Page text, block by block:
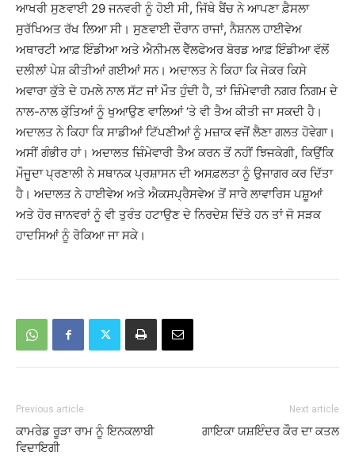
ਆਖਰੀ ਸੁਣਵਾਈ 29 ਜਨਵਰੀ ਨੂੰ ਹੋਈ ਸੀ, ਜਿੱਥੇ ਬੈਂਚ ਨੇ ਆਪਣਾ ਫ਼ੈਸਲਾ
ਸੁਰੱਖਿਅਤ ਰੱਖ ਲਿਆ ਸੀ। ਸੁਣਵਾਈ ਦੌਰਾਨ ਰਾਜਾਂ, ਨੈਸ਼ਨਲ ਹਾਈਵੇਅ
ਅਥਾਰਟੀ ਆਫ਼ ਇੰਡੀਆ ਅਤੇ ਐਨੀਮਲ ਵੈੱਲਫੇਅਰ ਬੋਰਡ ਆਫ਼ ਇੰਡੀਆ ਵੱਲੋਂ
ਦਲੀਲਾਂ ਪੇਸ਼ ਕੀਤੀਆਂ ਗਈਆਂ ਸਨ। ਅਦਾਲਤ ਨੇ ਕਿਹਾ ਕਿ ਜੇਕਰ ਕਿਸੇ
ਅਵਾਰਾ ਕੁੱਤੇ ਦੇ ਹਮਲੇ ਨਾਲ ਸੱਟ ਜਾਂ ਮੌਤ ਹੁੰਦੀ ਹੈ, ਤਾਂ ਜ਼ਿੰਮੇਵਾਰੀ ਨਗਰ ਨਿਗਮ ਦੇ
ਨਾਲ-ਨਾਲ ਕੁੱਤਿਆਂ ਨੂੰ ਖੁਆਉਣ ਵਾਲਿਆਂ ‘ਤੇ ਵੀ ਤੈਅ ਕੀਤੀ ਜਾ ਸਕਦੀ ਹੈ।
ਅਦਾਲਤ ਨੇ ਕਿਹਾ ਕਿ ਸਾਡੀਆਂ ਟਿੱਪਣੀਆਂ ਨੂੰ ਮਜ਼ਾਕ ਵਜੋਂ ਲੈਣਾ ਗਲਤ ਹੋਵੇਗਾ।
ਅਸੀਂ ਗੰਭੀਰ ਹਾਂ। ਅਦਾਲਤ ਜ਼ਿੰਮੇਵਾਰੀ ਤੈਅ ਕਰਨ ਤੋਂ ਨਹੀਂ ਝਿਜਕੇਗੀ, ਕਿਉਂਕਿ
ਮੌਜੂਦਾ ਪ੍ਰਣਾਲੀ ਨੇ ਸਥਾਨਕ ਪ੍ਰਸ਼ਾਸਨ ਦੀ ਅਸਫ਼ਲਤਾ ਨੂੰ ਉਜਾਗਰ ਕਰ ਦਿੱਤਾ
ਹੈ। ਅਦਾਲਤ ਨੇ ਹਾਈਵੇਅ ਅਤੇ ਐਕਸਪ੍ਰੈਸਵੇਅ ਤੋਂ ਸਾਰੇ ਲਾਵਾਰਿਸ ਪਸ਼ੂਆਂ
ਅਤੇ ਹੋਰ ਜਾਨਵਰਾਂ ਨੂੰ ਵੀ ਤੁਰੰਤ ਹਟਾਉਣ ਦੇ ਨਿਰਦੇਸ਼ ਦਿੱਤੇ ਹਨ ਤਾਂ ਜੋ ਸੜਕ
ਹਾਦਸਿਆਂ ਨੂੰ ਰੋਕਿਆ ਜਾ ਸਕੇ।
Previous article
ਕਾਮਰੇਡ ਰੂੜਾ ਰਾਮ ਨੂੰ ਇਨਕਲਾਬੀ
ਵਿਦਾਇਗੀ
Next article
ਗਾਇਕਾ ਯਸ਼ਇੰਦਰ ਕੌਰ ਦਾ ਕਤਲ